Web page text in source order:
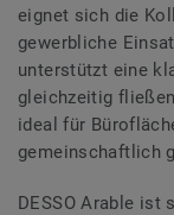
eignet sich die
gewerbliche
unterstützt eine
gleichzeitig
ideal für
gemeinschaftlich
DESSO Arable ist